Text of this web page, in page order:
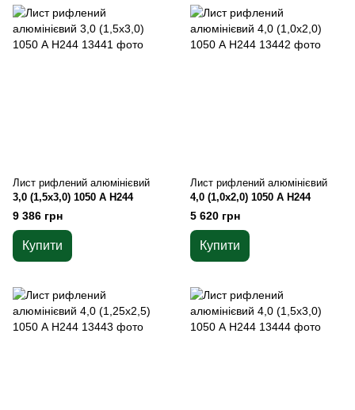
Лист рифлений алюмінієвий
3,0 (1,5х3,0) 1050 А Н244
9 386 грн
Купити
Лист рифлений алюмінієвий
4,0 (1,0х2,0) 1050 А Н244
5 620 грн
Купити